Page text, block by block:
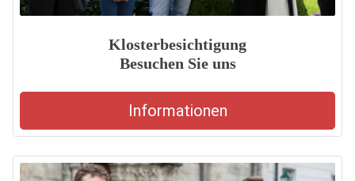
Klosterbesichtigung
Besuchen Sie uns
Informationen